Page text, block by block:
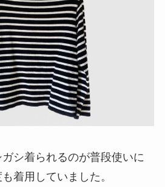
シ着られるのが普段使いに
着用していました。